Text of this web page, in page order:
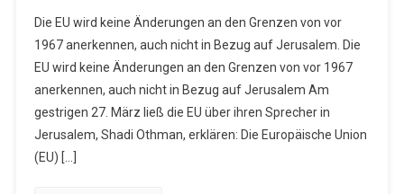
Die EU wird keine Änderungen an den Grenzen von vor
1967 anerkennen, auch nicht in Bezug auf Jerusalem. Die
EU wird keine Änderungen an den Grenzen von vor 1967
anerkennen, auch nicht in Bezug auf Jerusalem Am
gestrigen 27. März ließ die EU über ihren Sprecher in
Jerusalem, Shadi Othman, erklären: Die Europäische Union
(EU) […]